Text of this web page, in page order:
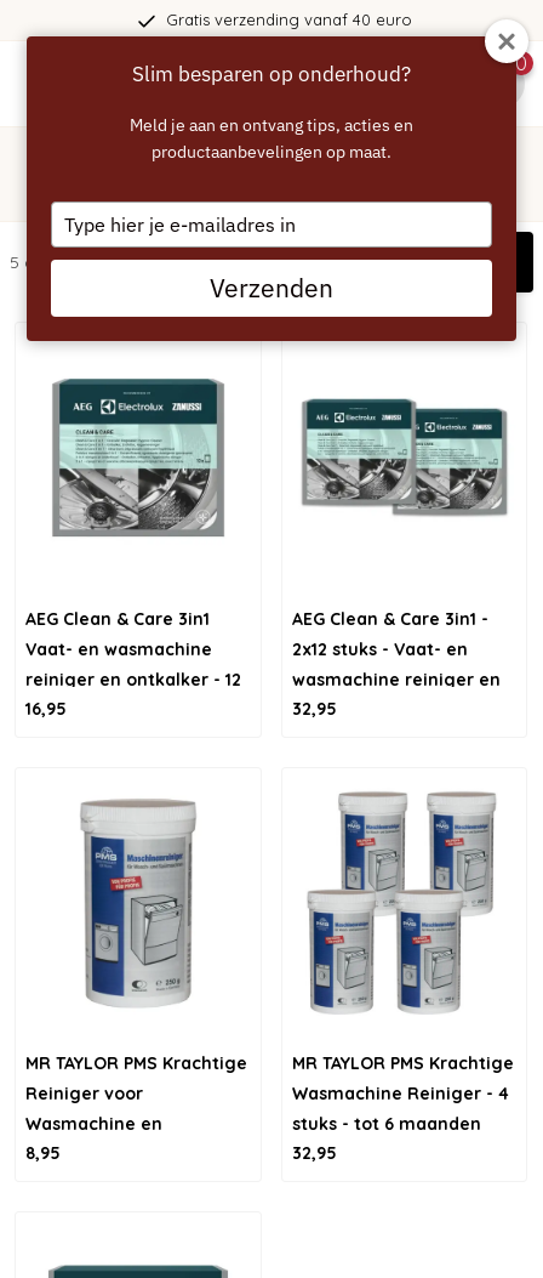
Gratis verzending vanaf 40 euro
0
Wasmachine/AEG/Reinigen
5 artikelen Filters
AEG Clean & Care 3in1
Vaat- en wasmachine
reiniger en ontkalker - 12
stuks
16,95
AEG Clean & Care 3in1 -
2x12 stuks - Vaat- en
wasmachine reiniger en
ontkalker
32,95
MR TAYLOR PMS Krachtige
Reiniger voor
Wasmachine en
vaatwasser
8,95
MR TAYLOR PMS Krachtige
Wasmachine Reiniger - 4
stuks - tot 6 maanden
reinigen
32,95
Slim besparen op onderhoud?
Meld je aan en ontvang tips, acties en
productaanbevelingen op maat.
Type
your
email
Verzenden